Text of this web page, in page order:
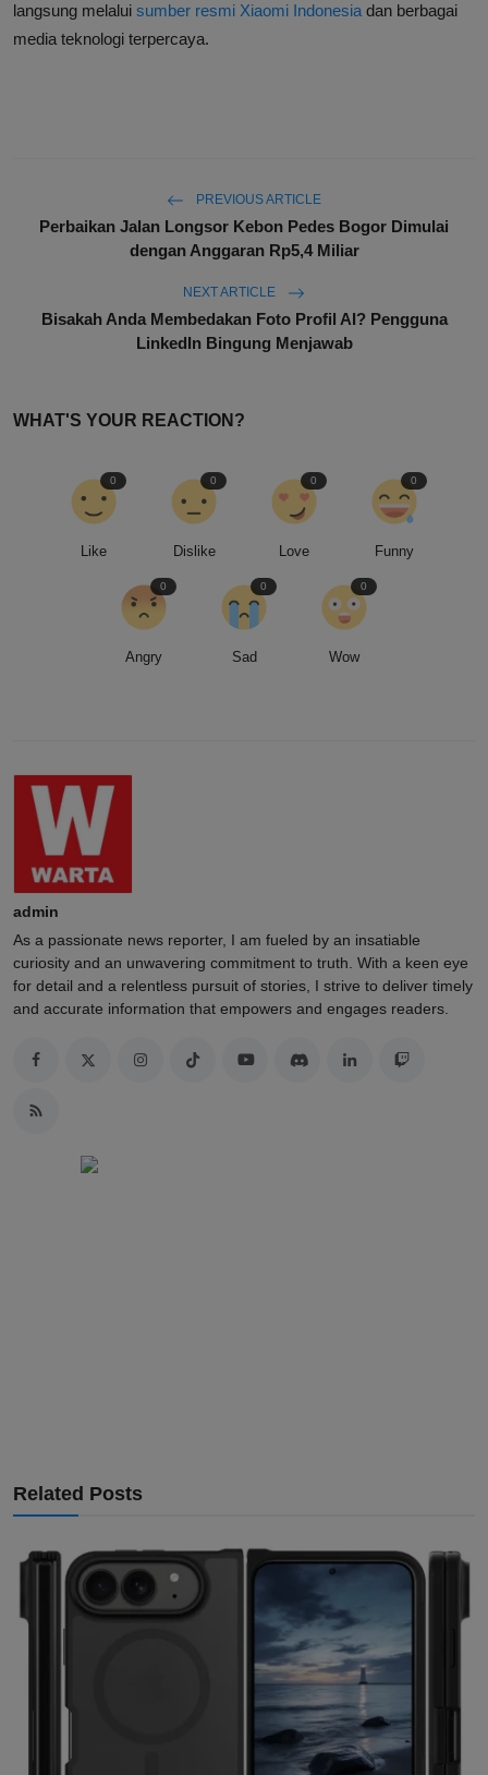
langsung melalui sumber resmi Xiaomi Indonesia dan berbagai
media teknologi terpercaya.
PREVIOUS ARTICLE
Perbaikan Jalan Longsor Kebon Pedes Bogor Dimulai
dengan Anggaran Rp5,4 Miliar
NEXT ARTICLE
Bisakah Anda Membedakan Foto Profil AI? Pengguna
LinkedIn Bingung Menjawab
WHAT'S YOUR REACTION?
Like
0
Dislike
0
Love
0
Funny
0
Angry
0
Sad
0
Wow
0
admin
As a passionate news reporter, I am fueled by an insatiable
curiosity and an unwavering commitment to truth. With a keen eye
for detail and a relentless pursuit of stories, I strive to deliver timely
and accurate information that empowers and engages readers.
Related Posts